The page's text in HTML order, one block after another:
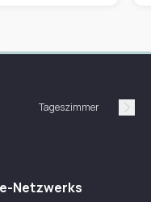
Tageszimmer
Netzwerks